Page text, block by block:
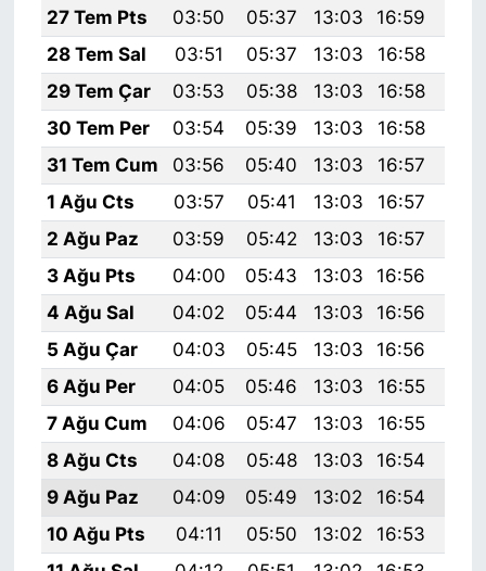
27 Tem Pts
03:50 05:37 13:03 16:59
28 Tem Sal
03:51 05:37 13:03 16:58
29 Tem Çar
03:53 05:38 13:03 16:58
30 Tem Per
03:54 05:39 13:03 16:58
31 Tem Cum
03:56 05:40 13:03 16:57
1 Ağu Cts
03:57 05:41 13:03 16:57
2 Ağu Paz
03:59 05:42 13:03 16:57
3 Ağu Pts
04:00 05:43 13:03 16:56
4 Ağu Sal
04:02 05:44 13:03 16:56
5 Ağu Çar
04:03 05:45 13:03 16:56
6 Ağu Per
04:05 05:46 13:03 16:55
7 Ağu Cum
04:06 05:47 13:03 16:55
8 Ağu Cts
04:08 05:48 13:03 16:54
9 Ağu Paz
04:09 05:49 13:02 16:54
10 Ağu Pts
04:11 05:50 13:02 16:53